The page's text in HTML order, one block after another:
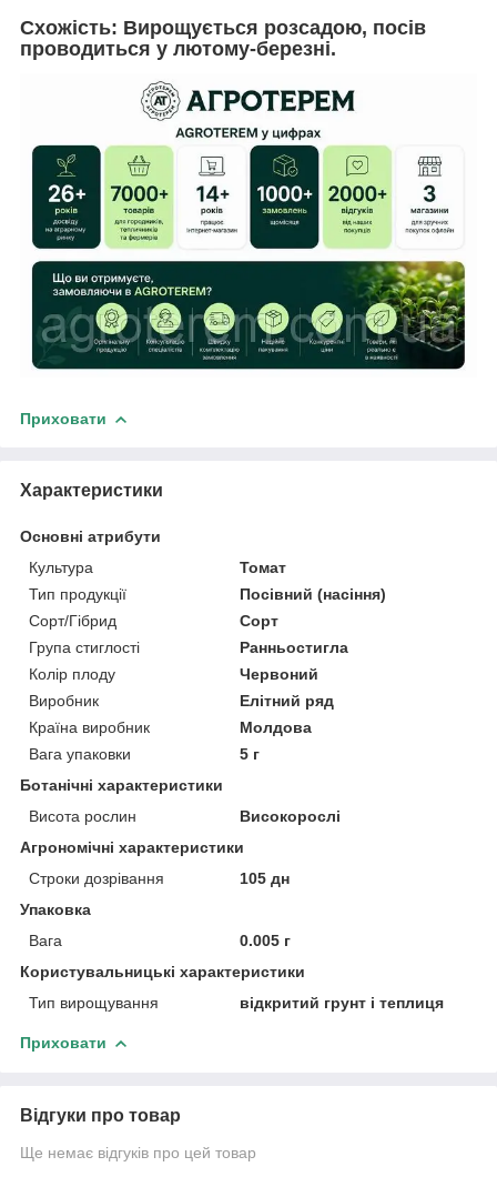
Схожість: Вирощується розсадою, посів
проводиться у лютому-березні.
Приховати
Характеристики
Основні атрибути
Культура
Томат
Тип продукції
Посівний (насіння)
Сорт/Гібрид
Сорт
Група стиглості
Ранньостигла
Колір плоду
Червоний
Виробник
Елітний ряд
Країна виробник
Молдова
Вага упаковки
5 г
Ботанічні характеристики
Висота рослин
Високорослі
Агрономічні характеристики
Строки дозрівання
105 дн
Упаковка
Вага
0.005 г
Користувальницькі характеристики
Тип вирощування
відкритий грунт і теплиця
Приховати
Відгуки про товар
Ще немає відгуків про цей товар